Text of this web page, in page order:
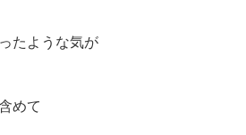
たような気が
めて